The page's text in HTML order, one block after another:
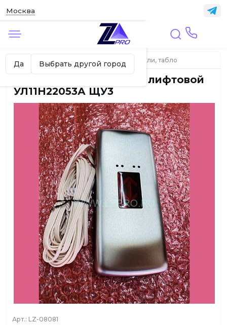
Москва
Москва ваш город?
Да Выбрать другой город
Главная ЛИФТЫ Индикаторы, указатели, табло
Указатель направления лифтовой
УЛ11Н22053А ЩУ3
Арт.: LZ-08081